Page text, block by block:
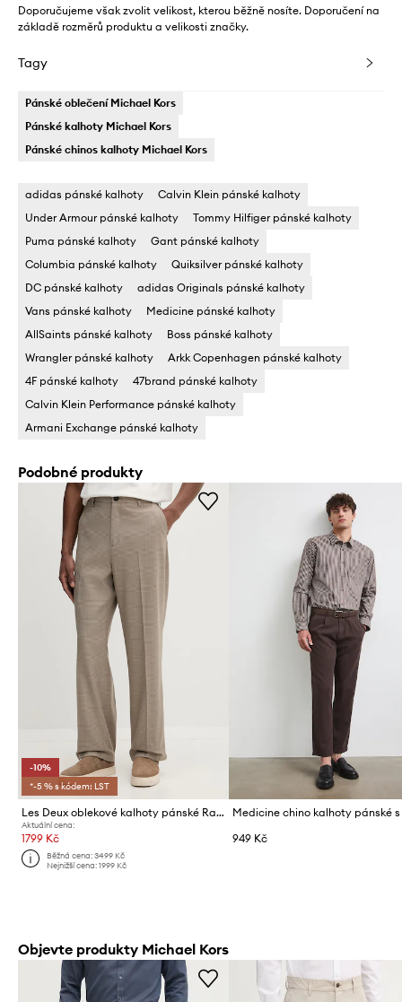
Doporučujeme však zvolit velikost, kterou běžně nosíte. Doporučení na
základě rozměrů produktu a velikosti značky.
Tagy
Pánské oblečení Michael Kors
Pánské kalhoty Michael Kors
Pánské chinos kalhoty Michael Kors
adidas pánské kalhoty
Calvin Klein pánské kalhoty
Under Armour pánské kalhoty
Tommy Hilfiger pánské kalhoty
Puma pánské kalhoty
Gant pánské kalhoty
Columbia pánské kalhoty
Quiksilver pánské kalhoty
DC pánské kalhoty
adidas Originals pánské kalhoty
Vans pánské kalhoty
Medicine pánské kalhoty
AllSaints pánské kalhoty
Boss pánské kalhoty
Wrangler pánské kalhoty
Arkk Copenhagen pánské kalhoty
4F pánské kalhoty
47brand pánské kalhoty
Calvin Klein Performance pánské kalhoty
Armani Exchange pánské kalhoty
Podobné produkty
-10%
*-5 % s kódem: LST
Les Deux oblekové kalhoty pánské Randall
Aktuální cena:
1799 Kč
Běžná cena:3499 Kč
Nejnižší cena:1999 Kč
949 Kč
Objevte produkty Michael Kors